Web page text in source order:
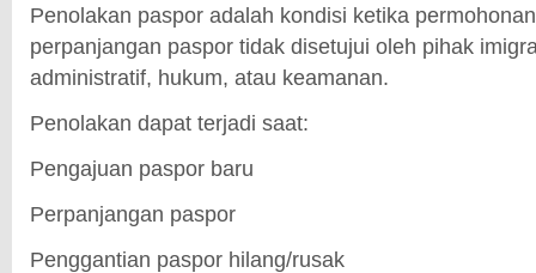
Penolakan paspor adalah kondisi ketika
perpanjangan paspor tidak disetujui oleh pihak
administratif, hukum, atau keamanan.
Penolakan dapat terjadi saat:
Pengajuan paspor baru
Perpanjangan paspor
Penggantian paspor hilang/rusak